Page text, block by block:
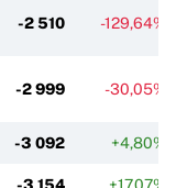
-2 510 -129,64%
-2 999 -30,05%
-3 092 +4,80%
-3 154 +17,07%